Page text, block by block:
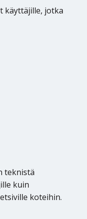
käyttäjille, jotka
teknistä
kuin
koteihin.